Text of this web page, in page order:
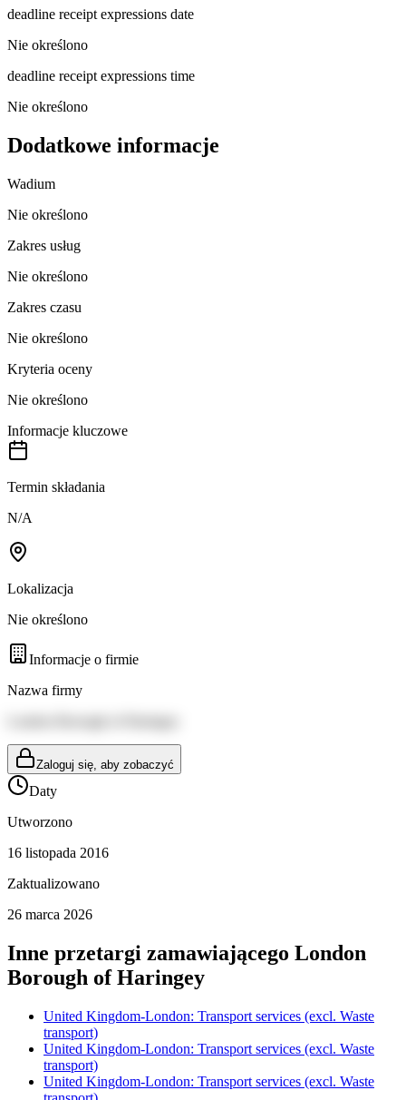
deadline receipt expressions date
Nie określono
deadline receipt expressions time
Nie określono
Dodatkowe informacje
Wadium
Nie określono
Zakres usług
Nie określono
Zakres czasu
Nie określono
Kryteria oceny
Nie określono
Informacje kluczowe
Termin składania
N/A
Lokalizacja
Nie określono
Informacje o firmie
Nazwa firmy
Zaloguj się, aby zobaczyć
Daty
Utworzono
16 listopada 2016
Zaktualizowano
26 marca 2026
Inne przetargi zamawiającego London
Borough of Haringey
United Kingdom-London: Transport services (excl. Waste
transport)
United Kingdom-London: Transport services (excl. Waste
transport)
United Kingdom-London: Transport services (excl. Waste